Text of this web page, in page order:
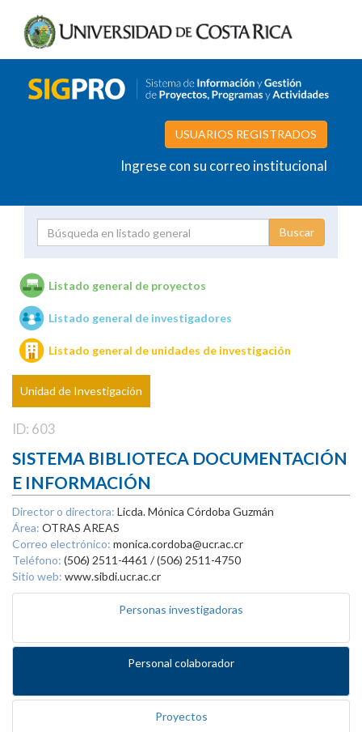
USUARIOS REGISTRADOS
Ingrese con su correo institucional
Unidades de investigación
Listado general de proyectos
Listado general de investigadores
Listado general de unidades de investigación
Unidad de Investigación
ID: 603
SISTEMA BIBLIOTECA DOCUMENTACIÓN
E INFORMACIÓN
Director o directora: Licda. Mónica Córdoba Guzmán
Área: OTRAS AREAS
Correo electrónico: monica.cordoba@ucr.ac.cr
Teléfono: (506) 2511-4461 / (506) 2511-4750
Sitio web: www.sibdi.ucr.ac.cr
Personas investigadoras
Personal colaborador
Proyectos